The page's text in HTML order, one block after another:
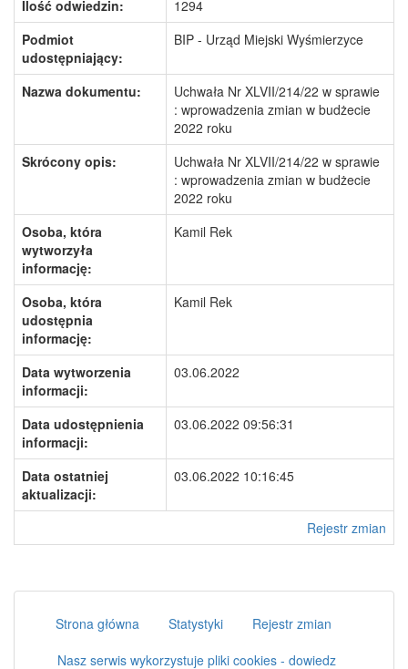
Ilość odwiedzin:
1294
Podmiot
udostępniający:
BIP - Urząd Miejski Wyśmierzyce
Nazwa dokumentu:
Uchwała Nr XLVII/214/22 w sprawie
: wprowadzenia zmian w budżecie
2022 roku
Skrócony opis:
Uchwała Nr XLVII/214/22 w sprawie
: wprowadzenia zmian w budżecie
2022 roku
Osoba, która
wytworzyła
informację:
Kamil Rek
Osoba, która
udostępnia
informację:
Kamil Rek
Data wytworzenia
informacji:
03.06.2022
Data udostępnienia
informacji:
03.06.2022 09:56:31
Data ostatniej
aktualizacji:
03.06.2022 10:16:45
Rejestr zmian
Strona główna Statystyki
Rejestr zmian
Nasz serwis wykorzystuje pliki cookies - dowiedz